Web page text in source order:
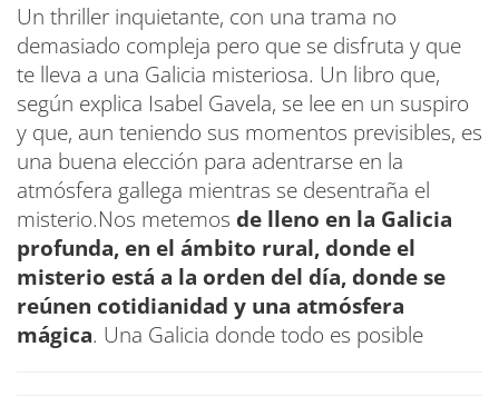
Un thriller inquietante, con una trama no
demasiado compleja pero que se disfruta y que
te lleva a una Galicia misteriosa. Un libro que,
según explica Isabel Gavela, se lee en un suspiro
y que, aun teniendo sus momentos previsibles, es
una buena elección para adentrarse en la
atmósfera gallega mientras se desentraña el
misterio.Nos metemos de lleno en la Galicia
profunda, en el ámbito rural, donde el
misterio está a la orden del día, donde se
reúnen cotidianidad y una atmósfera
mágica. Una Galicia donde todo es posible